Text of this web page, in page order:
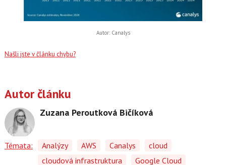
Autor: Canalys
Našli jste v článku chybu?
Autor článku
Zuzana Peroutková Bičíková
Témata: Analýzy AWS Canalys
cloud
cloudová infrastruktura
Google Cloud